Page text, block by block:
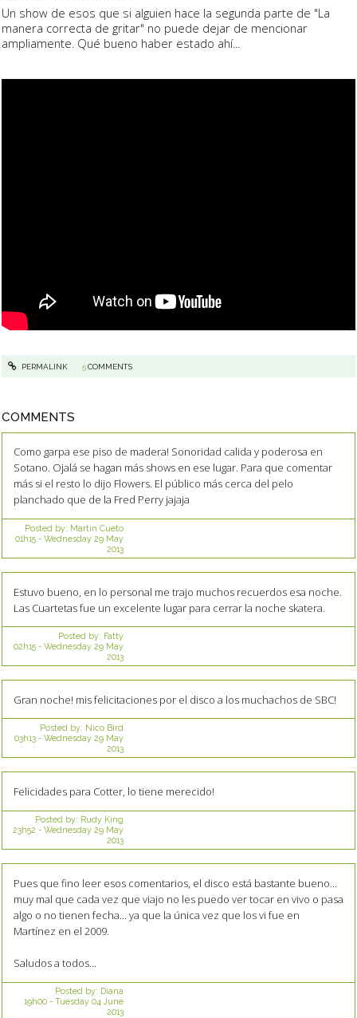
Un show de esos que si alguien hace la segunda parte de "La
manera correcta de gritar" no puede dejar de mencionar
ampliamente. Qué bueno haber estado ahí...
PERMALINK 5COMMENTS
COMMENTS
Como garpa ese piso de madera! Sonoridad calida y poderosa en
Sotano. Ojalá se hagan más shows en ese lugar. Para que comentar
más si el resto lo dijo Flowers. El público más cerca del pelo
planchado que de la Fred Perry jajaja
Posted by: Martin Cueto
01h15- Wednesday 29 May
2013
Estuvo bueno, en lo personal me trajo muchos recuerdos esa noche.
Las Cuartetas fue un excelente lugar para cerrar la noche skatera.
Posted by: Fatty
02h15- Wednesday 29 May
2013
Gran noche! mis felicitaciones por el disco a los muchachos de SBC!
Posted by: Nico Bird
03h13- Wednesday 29 May
2013
Felicidades para Cotter, lo tiene merecido!
Posted by: Rudy King
23h52 - Wednesday 29 May
2013
Pues que fino leer esos comentarios, el disco está bastante bueno...
muy mal que cada vez que viajo no les puedo ver tocar en vivo o pasa
algo o no tienen fecha... ya que la única vez que los vi fue en
Martínez en el 2009.
Saludos a todos...
Posted by: Diana
19h00- Tuesday 04 June
2013